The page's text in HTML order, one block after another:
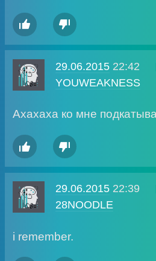
 
29.06.201522:42
YOUWEAKNESS
Ахахаха ко мне
 
29.06.201522:39
28NOODLE
i remember.